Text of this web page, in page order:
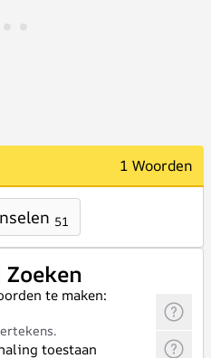
1 Woorden
51
te maken:
toestaan